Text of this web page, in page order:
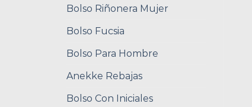
Bolso Riñonera Mujer
Bolso Fucsia
Bolso Para Hombre
Anekke Rebajas
Bolso Con Iniciales